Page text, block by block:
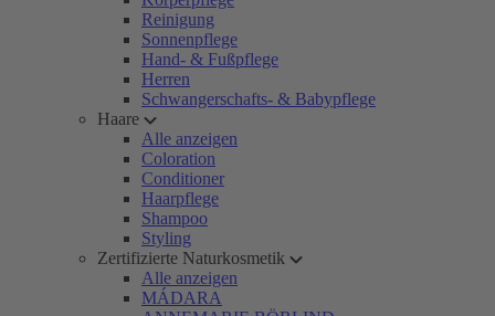
Reinigung
Sonnenpflege
Hand- & Fußpflege
Herren
Schwangerschafts- & Babypflege
Haare
Alle anzeigen
Coloration
Conditioner
Haarpflege
Shampoo
Styling
Zertifizierte Naturkosmetik
Alle anzeigen
MÁDARA